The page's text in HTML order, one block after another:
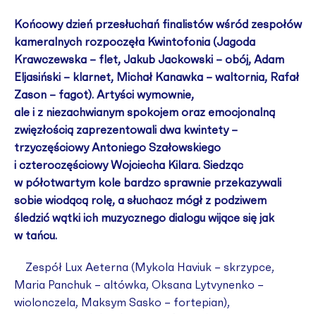
Końcowy dzień przesłuchań finalistów wśród zespołów
kameralnych rozpoczęła Kwintofonia (Jagoda
Krawczewska – flet, Jakub Jackowski – obój, Adam
Eljasiński – klarnet, Michał Kanawka – waltornia, Rafał
Zason – fagot). Artyści wymownie,
ale i z niezachwianym spokojem oraz emocjonalną
zwięzłością zaprezentowali dwa kwintety –
trzyczęściowy Antoniego Szałowskiego
i czteroczęściowy Wojciecha Kilara. Siedząc
w półotwartym kole bardzo sprawnie przekazywali
sobie wiodącą rolę, a słuchacz mógł z podziwem
śledzić wątki ich muzycznego dialogu wijące się jak
w tańcu.
Zespół Lux Aeterna (Mykola Haviuk – skrzypce,
Maria Panchuk – altówka, Oksana Lytvynenko –
wiolonczela, Maksym Sasko – fortepian),